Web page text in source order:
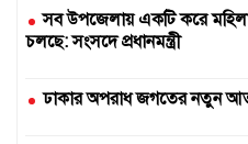
সব উপজেলায় একটি করে
চলছে: সংসদে প্রধানমন্ত্রী
ঢাকার অপরাধ জগতের নতুন